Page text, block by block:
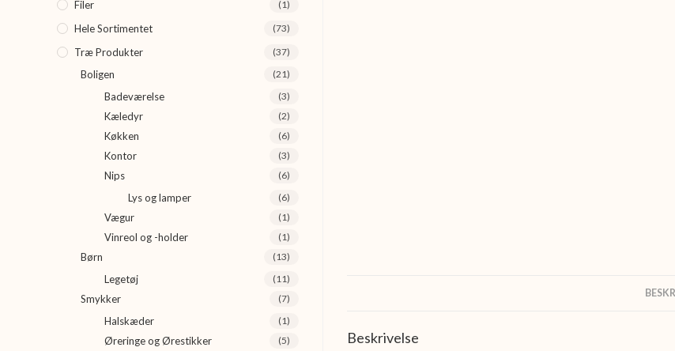
Beskrivelse
Filer (1)
Hele Sortimentet (73)
Træ Produkter (37)
Boligen (21)
Badeværelse (3)
Kæledyr (2)
Køkken (6)
Kontor (3)
Nips (6)
Lys og lamper (6)
Vægur (1)
Vinreol og -holder (1)
Børn (13)
Legetøj (11)
Smykker (7)
Halskæder (1)
Øreringe og Ørestikker (5)